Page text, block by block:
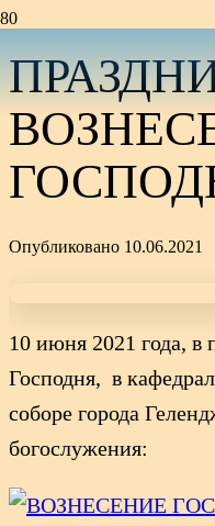
Опубликовано 10.06.2021
10 июня 2021 года, в
Господня, в
соборе города
богослужения: